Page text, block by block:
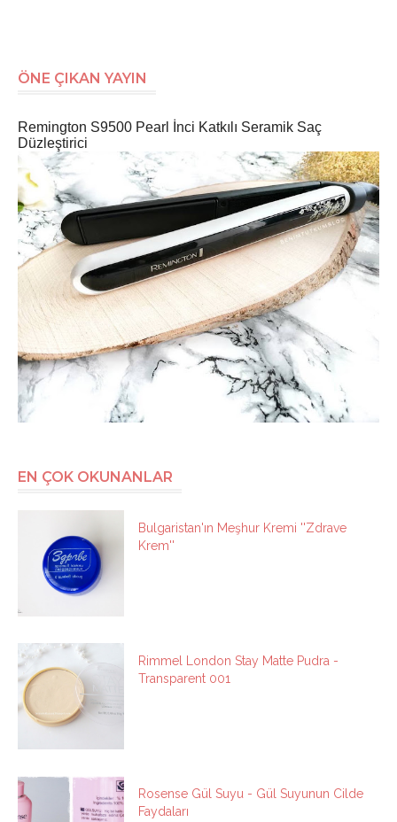
ÖNE ÇIKAN YAYIN
Remington S9500 Pearl İnci Katkılı Seramik Saç
Düzleştirici
EN ÇOK OKUNANLAR
Bulgaristan'ın Meşhur Kremi ''Zdrave
Krem''
Rimmel London Stay Matte Pudra -
Transparent 001
Rosense Gül Suyu - Gül Suyunun Cilde
Faydaları